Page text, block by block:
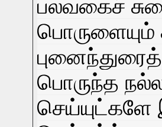
பலவகைச்
பொருளையும்
பொருந்த